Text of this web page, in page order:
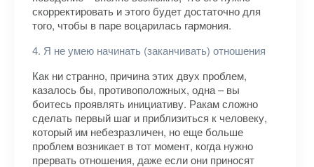
скорректировать и этого будет достаточно для
того, чтобы в паре воцарилась гармония.
4. Я не умею начинать (заканчивать) отношения
Как ни странно, причина этих двух проблем,
казалось бы, противоположных, одна – вы
боитесь проявлять инициативу. Ракам сложно
сделать первый шаг и приблизиться к человеку,
который им небезразличен, но еще больше
проблем возникает в тот момент, когда нужно
прервать отношения, даже если они приносят